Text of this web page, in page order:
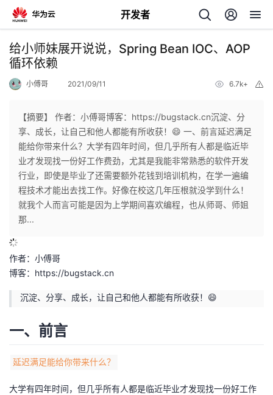
开发者
返
回
个
人
主
我
的
发
者
博
的
我
我
开
发
堂
的
Programs
我
的
给小师妹展开说说，Spring Bean IOC、AOP
循环依赖
小傅哥 2021/09/11 6.7k+
【摘要】 作者：小傅哥博客：https://bugstack.cn沉淀、分
享、成长，让自己和他人都能有所收获！😄 一、前言延迟满足
能给你带来什么？大学有四年时间，但几乎所有人都是临近毕
业才发现找一份好工作费劲，尤其是我能非常熟悉的软件开发
行业，即使是毕业了还需要额外花钱到培训机构，在学一遍编
程技术才能出去找工作。好像在校这几年压根就没学到什么！
就我个人而言可能是因为上学期间喜欢编程，也从师哥、师姐
那...
作者：小傅哥
博客： https://bugstack.cn
沉淀、分享、成长，让自己和他人都能有所收获！😄
一、前言
延迟满足能给你带来什么？
大学有四年时间，但几乎所有人都是临近毕业才发现找一份好工作